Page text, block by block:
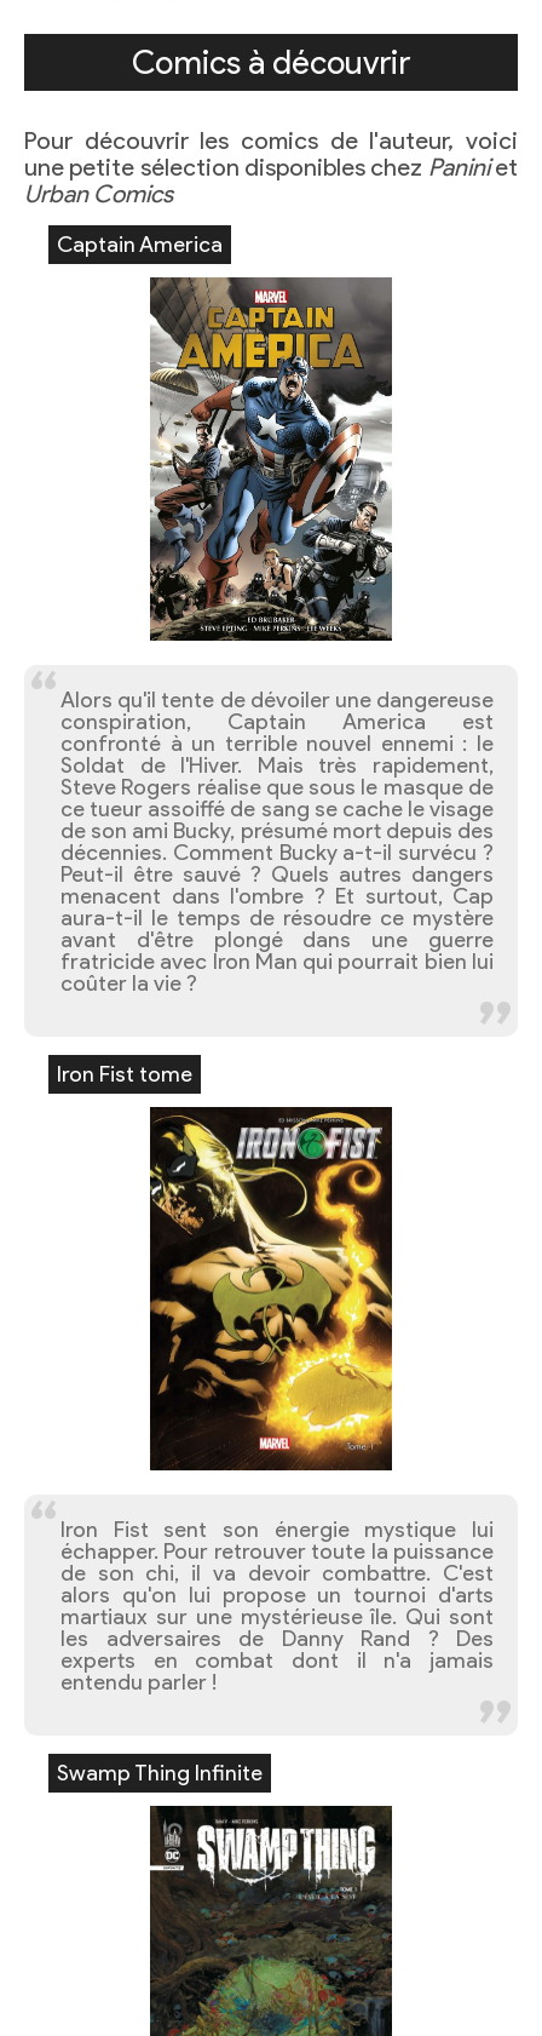
Comics à découvrir
Pour découvrir les comics de l'auteur, voici
une petite sélection disponibles chez Paniniet
Urban Comics
Captain America
Alors qu'il tente de dévoiler une dangereuse
conspiration, Captain America est
confronté à un terrible nouvel ennemi : le
Soldat de l'Hiver. Mais très rapidement,
Steve Rogers réalise que sous le masque de
ce tueur assoiffé de sang se cache le visage
de son ami Bucky, présumé mort depuis des
décennies. Comment Bucky a-t-il survécu ?
Peut-il être sauvé ? Quels autres dangers
menacent dans l'ombre ? Et surtout, Cap
aura-t-il le temps de résoudre ce mystère
avant d'être plongé dans une guerre
fratricide avec Iron Man qui pourrait bien lui
coûter la vie ?
Iron Fist tome
Iron Fist sent son énergie mystique lui
échapper. Pour retrouver toute la puissance
de son chi, il va devoir combattre. C'est
alors qu'on lui propose un tournoi d'arts
martiaux sur une mystérieuse île. Qui sont
les adversaires de Danny Rand ? Des
experts en combat dont il n'a jamais
entendu parler !
Swamp Thing Infinite